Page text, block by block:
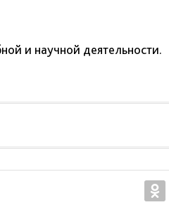
и научной деятельности.